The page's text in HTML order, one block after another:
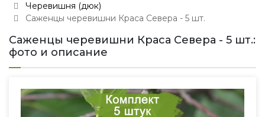
Черевишня (дюк)
Саженцы черевишни Краса Севера - 5 шт.
Саженцы черевишни Краса Севера - 5 шт.:
фото и описание